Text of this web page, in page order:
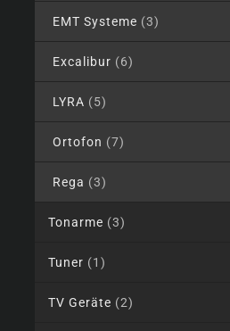
EMT Systeme (3)
Excalibur (6)
LYRA (5)
Ortofon (7)
Rega (3)
Tonarme (3)
Tuner (1)
TV Geräte (2)